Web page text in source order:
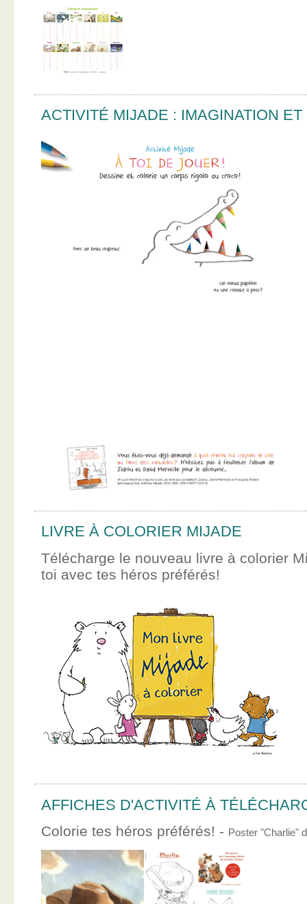
ACTIVITÉ MIJADE : IMAGINATION
LIVRE À COLORIER MIJADE
Télécharge le nouveau livre à colorier
toi avec tes héros préférés!
AFFICHES D'ACTIVITÉ À
Colorie tes héros préférés! - Poster "Charlie"